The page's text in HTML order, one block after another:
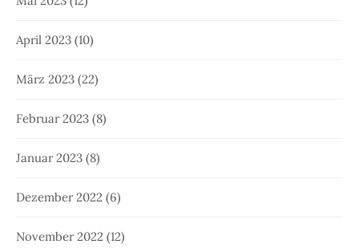
April 2023 (10)
März 2023 (22)
Februar 2023 (8)
Januar 2023 (8)
Dezember 2022 (6)
November 2022 (12)